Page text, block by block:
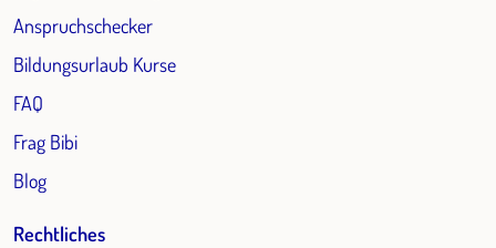
Anspruchschecker
Bildungsurlaub Kurse
FAQ
Frag Bibi
Blog
Rechtliches